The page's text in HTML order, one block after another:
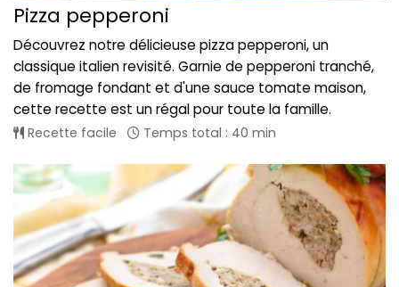
Pizza pepperoni
Découvrez notre délicieuse pizza pepperoni, un
classique italien revisité. Garnie de pepperoni tranché,
de fromage fondant et d'une sauce tomate maison,
cette recette est un régal pour toute la famille.
Recette facile Temps total : 40 min